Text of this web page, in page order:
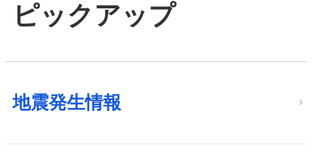
ピックアップ
地震発生情報